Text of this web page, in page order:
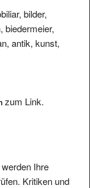
bilder,
biedermeier,
antik, kunst,
zum Link.
Ihre
Kritiken und